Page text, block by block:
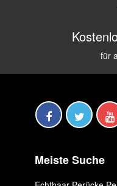
für
Meiste Suche